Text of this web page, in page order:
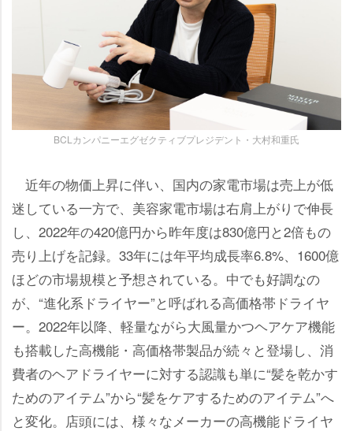
BCLカンパニーエグゼクティブプレジデント・大村和重氏
近年の物価上昇に伴い、国内の家電市場は売上が低
迷している一方で、美容家電市場は右肩上がりで伸長
し、2022年の420億円から昨年度は830億円と2倍もの
売り上げを記録。33年には年平均成長率6.8%、1600億
ほどの市場規模と予想されている。中でも好調なの
が、“進化系ドライヤー”と呼ばれる高価格帯ドライヤ
ー。2022年以降、軽量ながら大風量かつヘアケア機能
も搭載した高機能・高価格帯製品が続々と登場し、消
費者のヘアドライヤーに対する認識も単に“髪を乾かす
ためのアイテム”から“髪をケアするためのアイテム”へ
と変化。店頭には、様々なメーカーの高機能ドライヤ